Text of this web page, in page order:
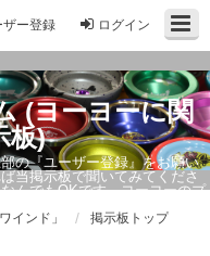
ログイン
ザー登録
(ヨーヨーに関
板)
の『ユーザー登録』をお願い
当掲示板で聞いてみてくださ
んでもOKです。ヨーヨーのプ
インド」 掲示板トップ